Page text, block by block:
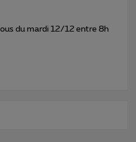
du mardi 12/12 entre 8h